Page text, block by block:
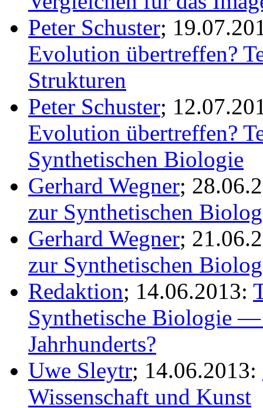
Peter Schuster;
Evolution übertreffen?
Strukturen
Peter Schuster;
Evolution übertreffen?
Synthetischen Biologie
Gerhard Wegner;
zur Synthetischen
Gerhard Wegner;
zur Synthetischen
Redaktion; 14.06.2013:
Synthetische Biologie —
Jahrhunderts?
Uwe Sleytr; 14.06.2013:
Wissenschaft und Kunst